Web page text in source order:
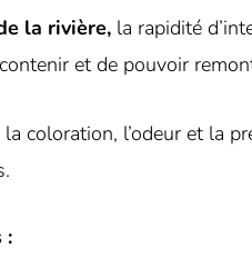
la rivière, la rapidité
et de pouvoir
coloration, l’odeur et la
: